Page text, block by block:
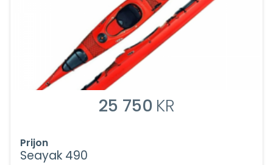
25 750 KR
Prijon
Seayak 490